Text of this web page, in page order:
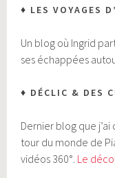
♦ LES VOYAGES
Un blog où Ingrid
ses échappées
♦ DÉCLIC & DES
Dernier blog que
tour du monde de
vidéos 360°. Le